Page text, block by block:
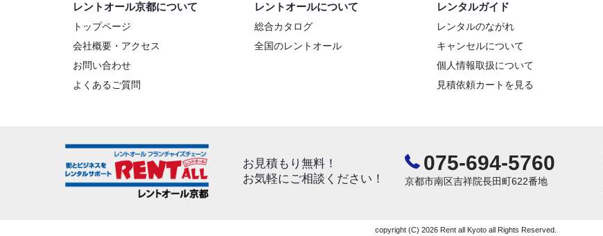
レントオール京都について
トップページ
会社概要・アクセス
お問い合わせ
よくあるご質問
レントオールについて
総合カタログ
全国のレントオール
レンタルガイド
レンタルのながれ
キャンセルについて
個人情報取扱について
見積依頼カートを見る
お見積もり無料！
お気軽にご相談ください！
075-694-5760
京都市南区吉祥院長田町622番地
copyright (C) 2026 Rent all Kyoto all Rights Reserved.